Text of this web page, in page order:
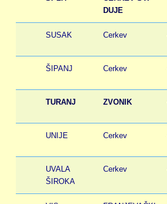
DUJE
SUSAK Cerkev
ŠIPANJ Cerkev
TURANJ ZVONIK
UNIJE Cerkev
UVALA
ŠIROKA
Cerkev